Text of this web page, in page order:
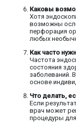
Каковы
Хотя
возможны
перфорация
любых
Как часто
Частота
состояния
заболеваний.
основе
Что делать,
Если
врач может
процедуры для